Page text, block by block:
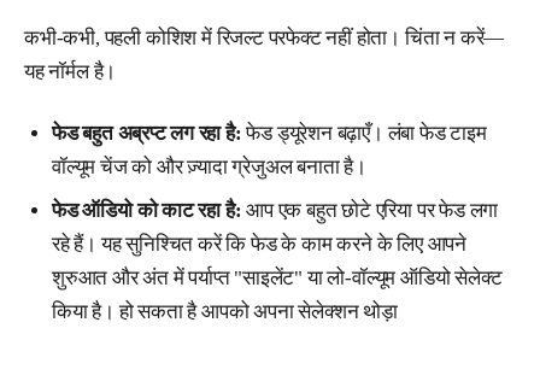
कभी-कभी, पहली कोशिश में रिजल्ट परफेक्ट नहीं होता। चिंता न करें—
यह नॉर्मल है।
फेड बहुत अब्रप्ट लग रहा है: फेड ड्यूरेशन बढ़ाएँ। लंबा फेड टाइम
वॉल्यूम चेंज को और ज़्यादा ग्रेजुअल बनाता है।
फेड ऑडियो को काट रहा है: आप एक बहुत छोटे एरिया पर फेड लगा
रहे हैं। यह सुनिश्चित करें कि फेड के काम करने के लिए आपने
शुरुआत और अंत में पर्याप्त "साइलेंट" या लो-वॉल्यूम ऑडियो सेलेक्ट
किया है। हो सकता है आपको अपना सेलेक्शन थोड़ा